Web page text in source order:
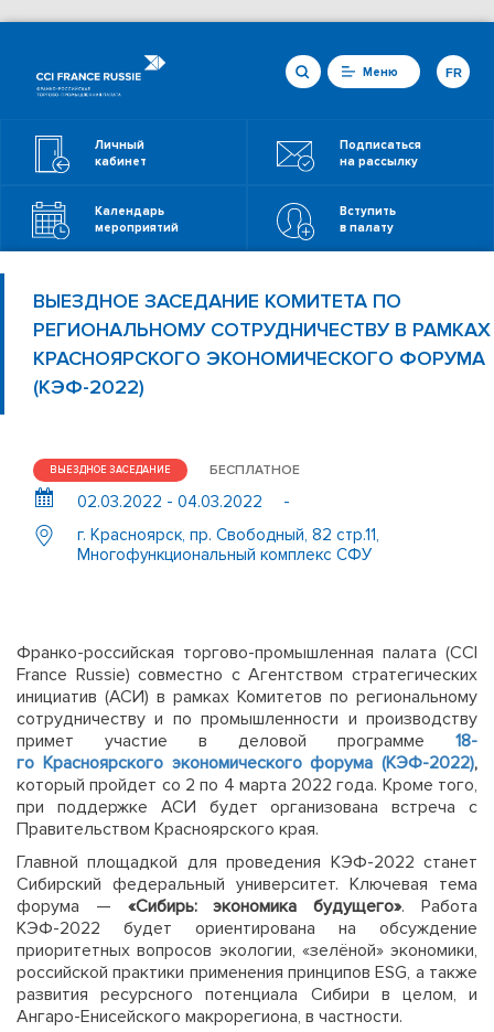
Меню
Личный
кабинет
Подписаться
на рассылку
Календарь
мероприятий
Вступить
в палату
FR
ВЫЕЗДНОЕ ЗАСЕДАНИЕ КОМИТЕТА ПО
РЕГИОНАЛЬНОМУ СОТРУДНИЧЕСТВУ В РАМКАХ
КРАСНОЯРСКОГО ЭКОНОМИЧЕСКОГО ФОРУМА
(КЭФ-2022)
ВЫЕЗДНОЕ ЗАСЕДАНИЕ БЕСПЛАТНОЕ
02.03.2022 - 04.03.2022
-
г. Красноярск, пр. Свободный, 82 стр.11,
Многофункциональный комплекс СФУ
Франко-российская торгово-промышленная палата (CCI
France Russie) совместно с Агентством стратегических
инициатив (АСИ) в рамках Комитетов по региональному
сотрудничеству и по промышленности и производству
примет участие в деловой программе 18-
го Красноярского экономического форума (КЭФ-2022),
который пройдет со 2 по 4 марта 2022 года. Кроме того,
при поддержке АСИ будет организована встреча с
Правительством Красноярского края.
Главной площадкой для проведения КЭФ-2022 станет
Сибирский федеральный университет. Ключевая тема
форума — «Сибирь: экономика будущего». Работа
КЭФ-2022 будет ориентирована на обсуждение
приоритетных вопросов экологии, «зелёной» экономики,
российской практики применения принципов ESG, а также
развития ресурсного потенциала Сибири в целом, и
Ангаро-Енисейского макрорегиона, в частности.